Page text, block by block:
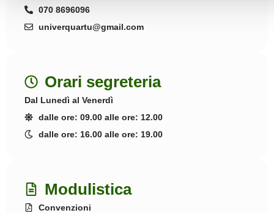
070 8696096
univerquartu@gmail.com
Orari segreteria
Dal Lunedì al Venerdì
dalle ore: 09.00 alle ore: 12.00
dalle ore: 16.00 alle ore: 19.00
Modulistica
Convenzioni